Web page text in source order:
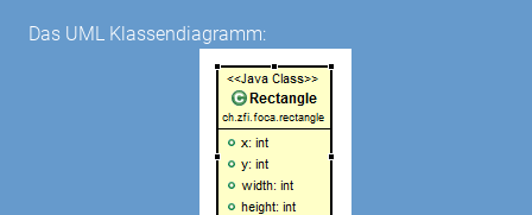
Das UML Klassendiagramm: